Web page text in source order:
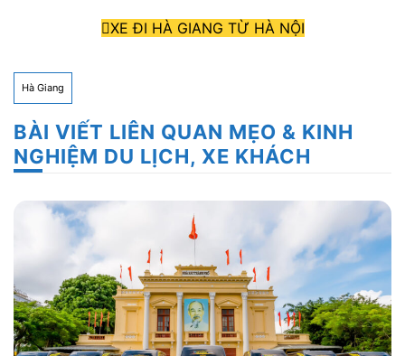
XE ĐI HÀ GIANG TỪ HÀ NỘI
Hà Giang
BÀI VIẾT LIÊN QUAN MẸO & KINH
NGHIỆM DU LỊCH, XE KHÁCH